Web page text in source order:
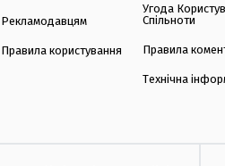
Рекламодавцям
Правила користування
Угода
Спільноти
Правила
Технічна